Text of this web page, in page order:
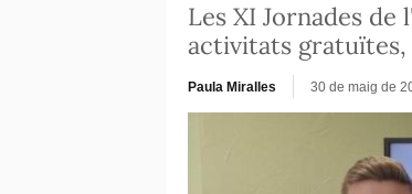
Les XI Jornades
activitats gratuïtes,
Paula Miralles 30 de maig de